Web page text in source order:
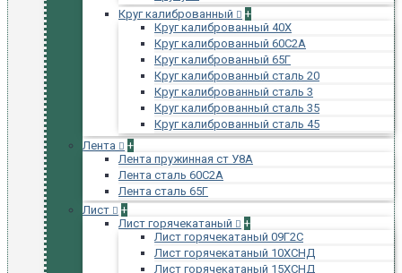
Круг калиброванный
+
Круг калиброванный 40Х
Круг калиброванный 60С2А
Круг калиброванный 65Г
Круг калиброванный сталь 20
Круг калиброванный сталь 3
Круг калиброванный сталь 35
Круг калиброванный сталь 45
Лента
+
Лента пружинная ст У8А
Лента сталь 60С2А
Лента сталь 65Г
Лист
+
Лист горячекатаный
+
Лист горячекатаный 09Г2С
Лист горячекатаный 10ХСНД
Лист горячекатаный 15ХСНД